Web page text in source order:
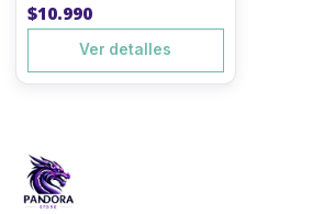
$10.990
Ver detalles